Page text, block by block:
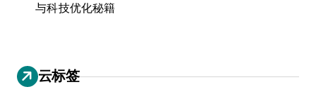
与科技优化秘籍
云标签